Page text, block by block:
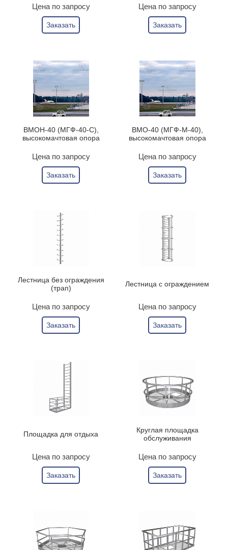
Цена по запросу
Заказать
Цена по запросу
Заказать
ВМОН-40 (МГФ-40-С),
высокомачтовая опора
Цена по запросу
Заказать
ВМО-40 (МГФ-М-40),
высокомачтовая опора
Цена по запросу
Заказать
Лестница без ограждения
(трап)
Цена по запросу
Заказать
Лестница с ограждением
Цена по запросу
Заказать
Площадка для отдыха
Цена по запросу
Заказать
Круглая площадка
обслуживания
Цена по запросу
Заказать